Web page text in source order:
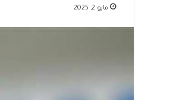
مايو 2, 2025